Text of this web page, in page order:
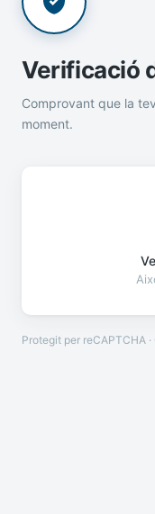
Verificació
Comprovant que la
moment.
Protegit per reCAPTCHA ·